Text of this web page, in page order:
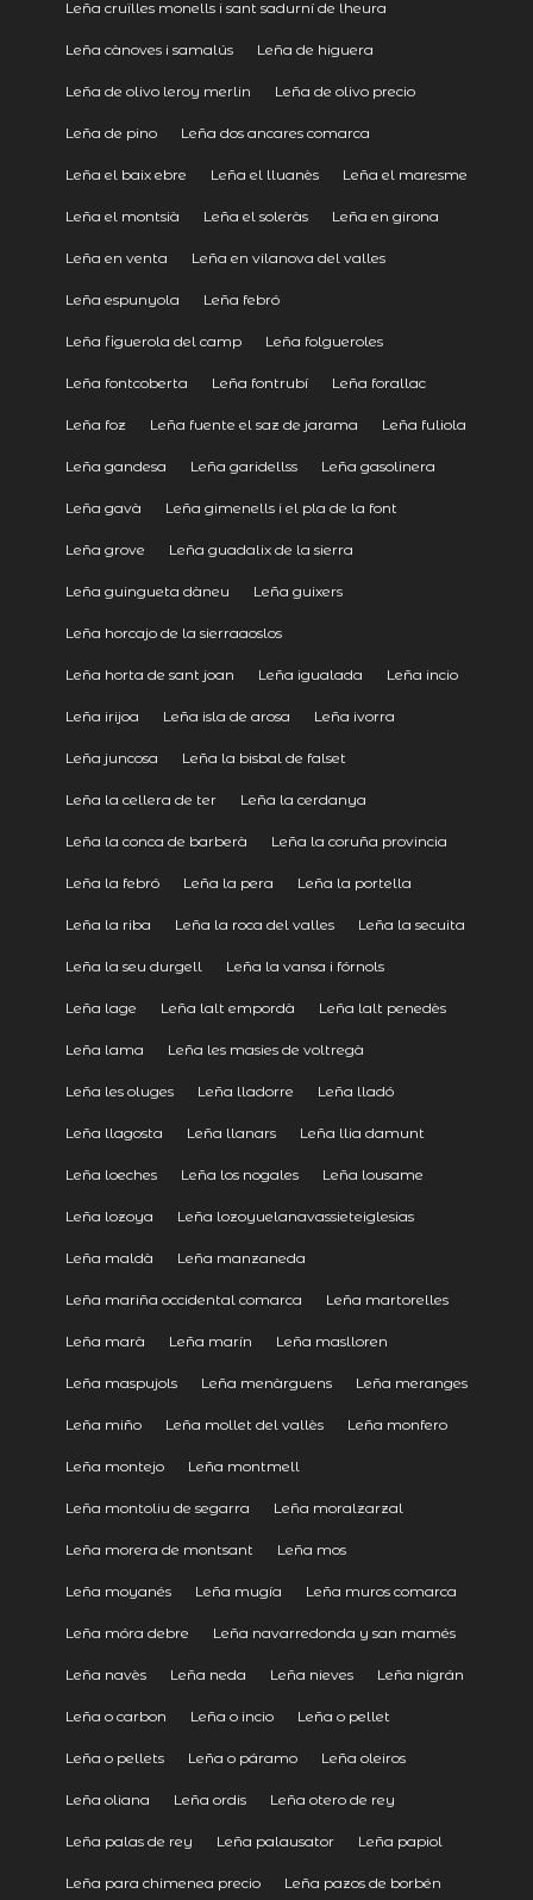
Leña cruïlles monells i sant sadurní de lheura
Leña cànoves i samalús Leña de higuera
Leña de olivo leroy merlin Leña de olivo precio
Leña de pino Leña dos ancares comarca
Leña el baix ebre Leña el lluanès Leña el maresme
Leña el montsià Leña el soleràs Leña en girona
Leña en venta Leña en vilanova del valles
Leña espunyola Leña febró
Leña figuerola del camp Leña folgueroles
Leña fontcoberta Leña fontrubí Leña forallac
Leña foz Leña fuente el saz de jarama Leña fuliola
Leña gandesa Leña garidellss Leña gasolinera
Leña gavà Leña gimenells i el pla de la font
Leña grove Leña guadalix de la sierra
Leña guingueta dàneu Leña guixers
Leña horcajo de la sierraaoslos
Leña horta de sant joan Leña igualada Leña incio
Leña irijoa Leña isla de arosa Leña ivorra
Leña juncosa Leña la bisbal de falset
Leña la cellera de ter Leña la cerdanya
Leña la conca de barberà Leña la coruña provincia
Leña la febró Leña la pera Leña la portella
Leña la riba Leña la roca del valles Leña la secuita
Leña la seu durgell Leña la vansa i fórnols
Leña lage Leña lalt empordà Leña lalt penedès
Leña lama Leña les masies de voltregà
Leña les oluges Leña lladorre Leña lladó
Leña llagosta Leña llanars Leña llia damunt
Leña loeches Leña los nogales Leña lousame
Leña lozoya Leña lozoyuelanavassieteiglesias
Leña maldà Leña manzaneda
Leña mariña occidental comarca Leña martorelles
Leña marà Leña marín Leña maslloren
Leña maspujols Leña menàrguens Leña meranges
Leña miño Leña mollet del vallès Leña monfero
Leña montejo Leña montmell
Leña montoliu de segarra Leña moralzarzal
Leña morera de montsant Leña mos
Leña moyanés Leña mugía Leña muros comarca
Leña móra debre Leña navarredonda y san mamés
Leña navès Leña neda Leña nieves Leña nigrán
Leña o carbon Leña o incio Leña o pellet
Leña o pellets Leña o páramo Leña oleiros
Leña oliana Leña ordis Leña otero de rey
Leña palas de rey Leña palausator Leña papiol
Leña para chimenea precio Leña pazos de borbén